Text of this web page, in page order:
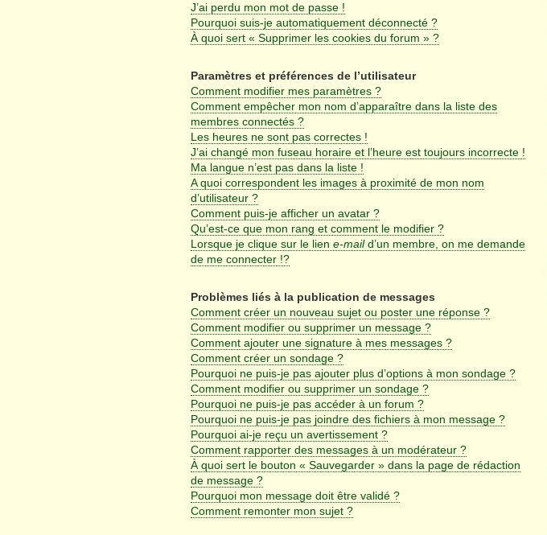
J’ai perdu mon mot de passe !
Pourquoi suis-je automatiquement déconnecté ?
À quoi sert « Supprimer les cookies du forum » ?
Paramètres et préférences de l’utilisateur
Comment modifier mes paramètres ?
Comment empêcher mon nom d’apparaître dans la liste des
membres connectés ?
Les heures ne sont pas correctes !
J’ai changé mon fuseau horaire et l’heure est toujours incorrecte !
Ma langue n’est pas dans la liste !
A quoi correspondent les images à proximité de mon nom
d’utilisateur ?
Comment puis-je afficher un avatar ?
Qu’est-ce que mon rang et comment le modifier ?
Lorsque je clique sur le lien e-maild’un membre, on me demande
de me connecter !?
Problèmes liés à la publication de messages
Comment créer un nouveau sujet ou poster une réponse ?
Comment modifier ou supprimer un message ?
Comment ajouter une signature à mes messages ?
Comment créer un sondage ?
Pourquoi ne puis-je pas ajouter plus d’options à mon sondage ?
Comment modifier ou supprimer un sondage ?
Pourquoi ne puis-je pas accéder à un forum ?
Pourquoi ne puis-je pas joindre des fichiers à mon message ?
Pourquoi ai-je reçu un avertissement ?
Comment rapporter des messages à un modérateur ?
À quoi sert le bouton « Sauvegarder » dans la page de rédaction
de message ?
Pourquoi mon message doit être validé ?
Comment remonter mon sujet ?